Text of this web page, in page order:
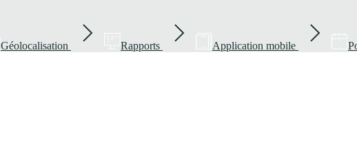
Géolocalisation Rapports Application mobile